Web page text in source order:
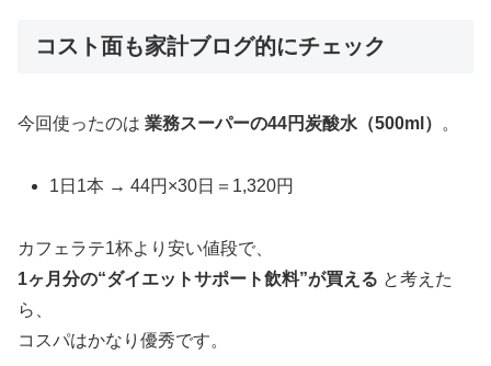
コスト面も家計ブログ的にチェック
今回使ったのは 業務スーパーの44円炭酸水（500ml） 。
1日1本 → 44円×30日＝1,320円
カフェラテ1杯より安い値段で、
1ヶ月分の“ダイエットサポート飲料”が買える と考えた
ら、
コスパはかなり優秀です。